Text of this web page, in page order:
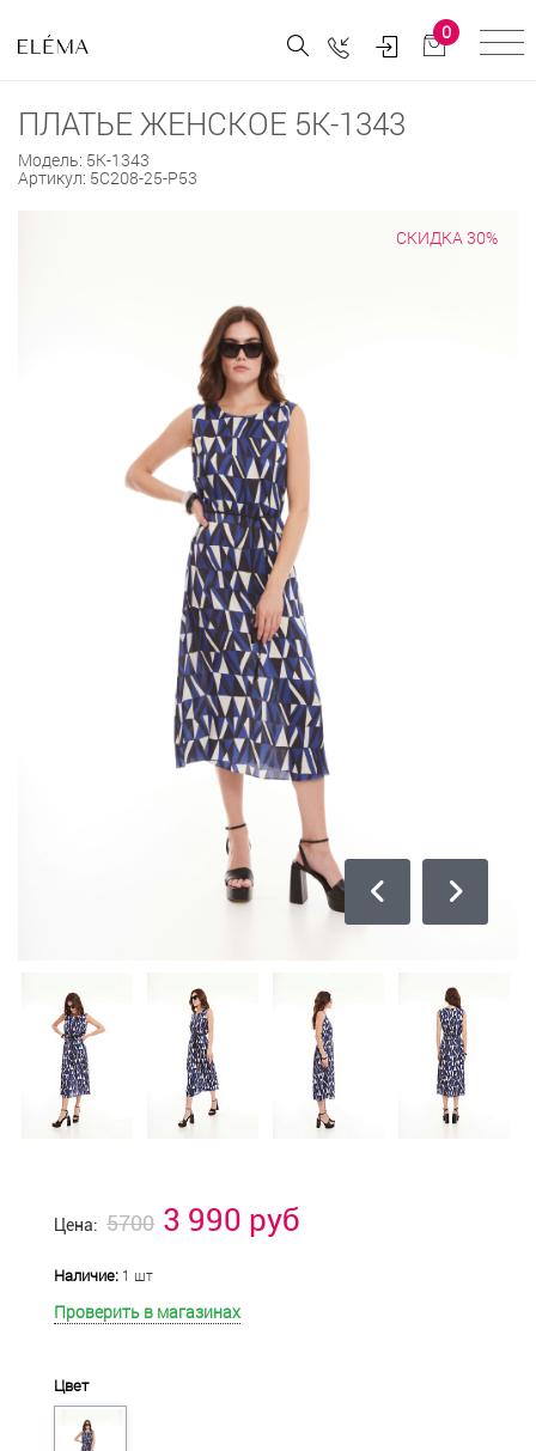
0
ПЛАТЬЕ ЖЕНСКОЕ 5К-1343
Модель: 5К-1343
Артикул: 5С208-25-Р53
СКИДКА 30%
Цена: 5700 3 990 руб
Наличие: 1 шт
Проверить в магазинах
Цвет